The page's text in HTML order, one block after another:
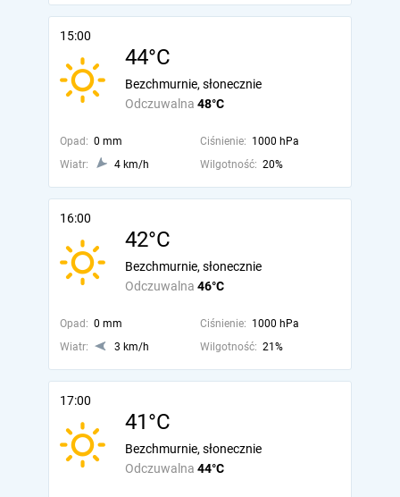
15:00
44°C
Odczuwalna 48°C
Bezchmurnie, słonecznie
Opad: 0 mm Ciśnienie: 1000 hPa
Wiatr:
4 km/h Wilgotność: 20%
16:00
42°C
Odczuwalna 46°C
Bezchmurnie, słonecznie
Opad: 0 mm Ciśnienie: 1000 hPa
Wiatr:
3 km/h Wilgotność: 21%
17:00
41°C
Odczuwalna 44°C
Bezchmurnie, słonecznie